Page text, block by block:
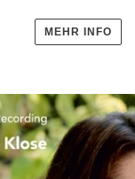
MEHR INFO